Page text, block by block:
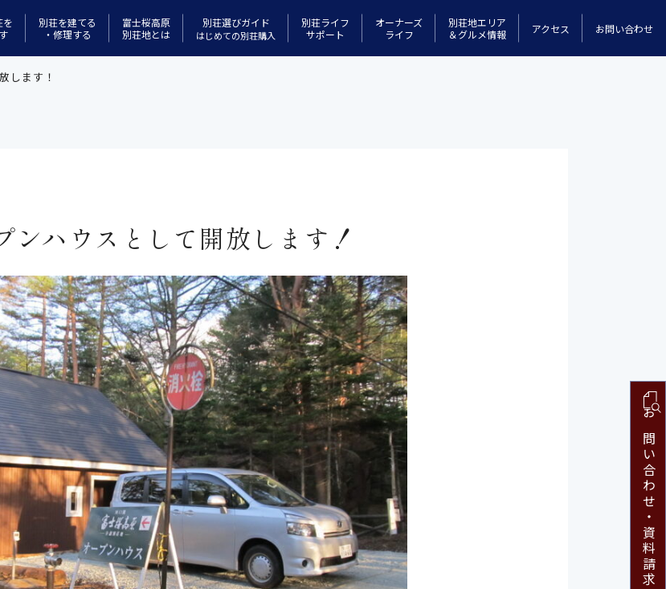
を
別荘を建てる
・修理する
富士桜高原
別荘地とは
別荘選びガイド
はじめての別荘購入
別荘ライフ
サポート
オーナーズ
ライフ
別荘地エリア
＆グルメ情報
アクセス お問い合わせ
します！
ンハウスとして開放します！
お問い合わせ・
資料請求